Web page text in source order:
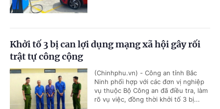
Khởi tố 3 bị can lợi dụng mạng xã hội gây rối
trật tự công cộng
(Chinhphu.vn) - Công an tỉnh Bắc
Ninh phối hợp với các đơn vị nghiệp
vụ thuộc Bộ Công an đã điều tra, làm
rõ vụ việc, đồng thời khởi tố 3 bị...